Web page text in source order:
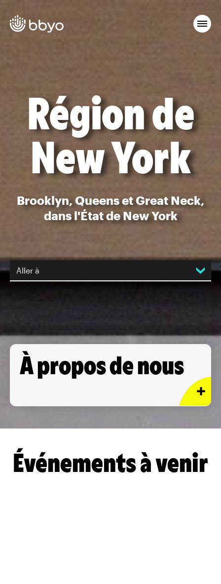
Région de
New York
Brooklyn, Queens et Great Neck,
dans l'État de New York
Aller à
À propos de nous
Événements à venir